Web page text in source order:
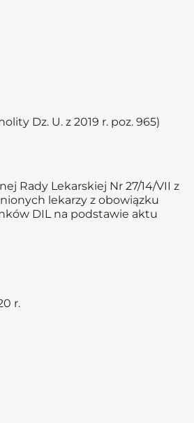
Dz. U. z 2019 r. poz. 965)
Rady Lekarskiej Nr 27/14/VII z
lekarzy z obowiązku
DIL na podstawie aktu
r.